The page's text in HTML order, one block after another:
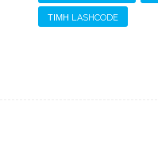
ΤΙΜΉ LASHCODE